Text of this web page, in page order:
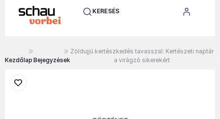
KERESÉS
Kezdőlap Bejegyzések
Zöldujjú kertészkedés tavasszal: Kertészeti naptár
a virágzó sikerekért